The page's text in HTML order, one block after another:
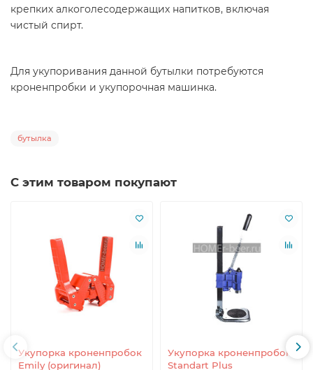
крепких алкоголесодержащих напитков, включая
чистый спирт.
Для укупоривания данной бутылки потребуются
кроненпробки и укупорочная машинка.
бутылка
С этим товаром покупают
Укупорка кроненпробок
Emily (оригинал)
Укупорка кроненпробок
Standart Plus